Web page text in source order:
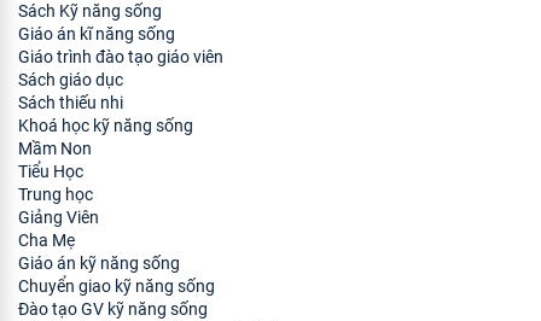
Sách Kỹ năng sống
Giáo án kĩ năng sống
Giáo trình đào tạo giáo viên
Sách giáo dục
Sách thiếu nhi
Khoá học kỹ năng sống
Mầm Non
Tiểu Học
Trung học
Giảng Viên
Cha Mẹ
Giáo án kỹ năng sống
Chuyển giao kỹ năng sống
Đào tạo GV kỹ năng sống